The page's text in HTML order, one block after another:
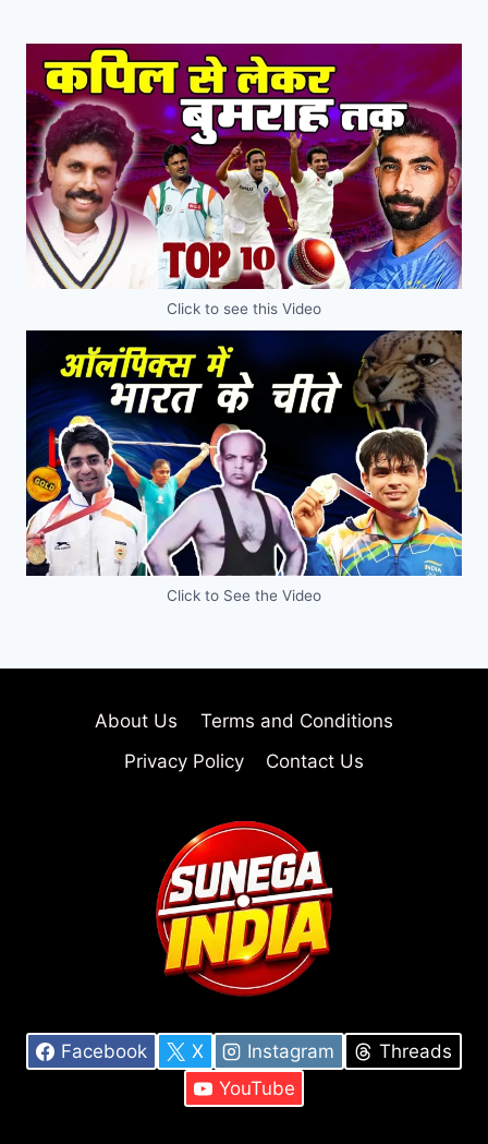
Click to see this Video
Click to See the Video
About Us
Terms and Conditions
Privacy Policy
Contact Us
Facebook X Instagram
Threads
YouTube